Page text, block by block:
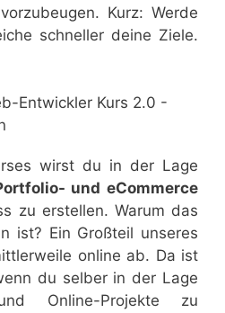
Kurz: Werde
schneller deine Ziele.
Entwickler Kurs 2.0 -
wirst du in der Lage
und eCommerce
zu erstellen. Warum das
ist? Ein Großteil unseres
online ab. Da ist
du selber in der Lage
Online-Projekte zu